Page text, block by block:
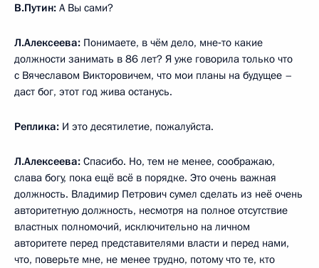
В.Путин: А Вы сами?
Л.Алексеева: Понимаете, в чём дело, мне‑то какие
должности занимать в 86 лет? Я уже говорила только что
с Вячеславом Викторовичем, что мои планы на будущее –
даст бог, этот год жива останусь.
Реплика: И это десятилетие, пожалуйста.
Л.Алексеева: Спасибо. Но, тем не менее, соображаю,
слава богу, пока ещё всё в порядке. Это очень важная
должность. Владимир Петрович сумел сделать из неё очень
авторитетную должность, несмотря на полное отсутствие
властных полномочий, исключительно на личном
авторитете перед представителями власти и перед нами,
что, поверьте мне, не менее трудно, потому что те, кто